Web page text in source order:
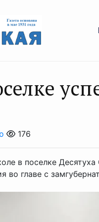
176
в поселке
во главе с